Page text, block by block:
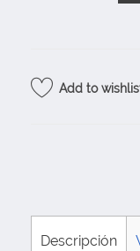
Add to
Descripción